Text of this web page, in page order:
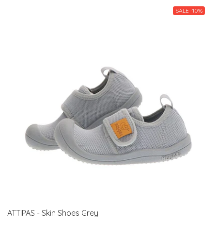
SALE -10%
ATTIPAS - Skin Shoes Grey